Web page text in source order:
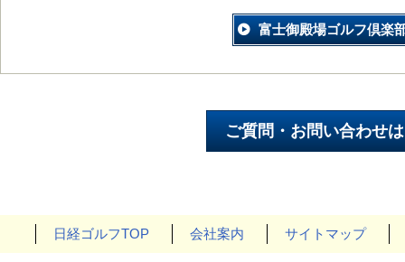
富士御殿場ゴルフ倶楽
日経ゴルフTOP 会社案内 サイトマップ